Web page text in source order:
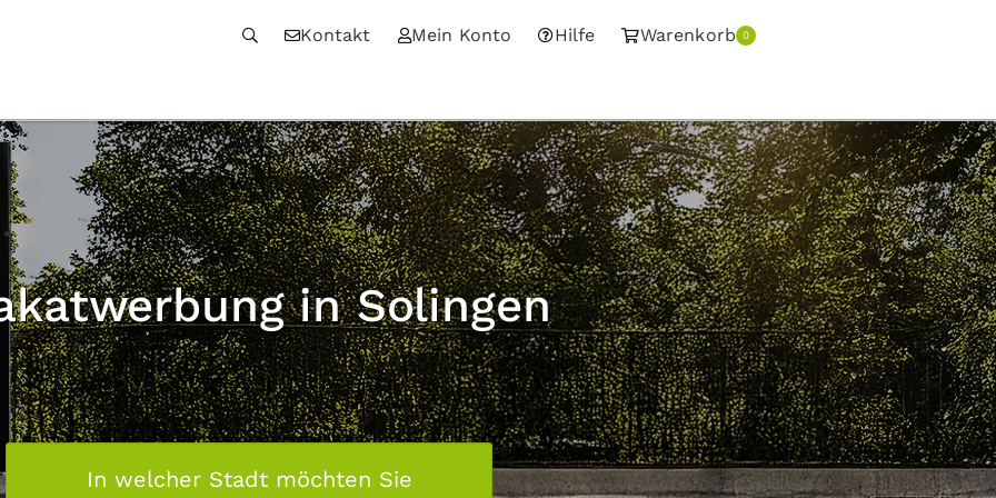
Kontakt Mein Konto Hilfe Warenkorb 0
in Solingen
In welcher Stadt möchten Sie